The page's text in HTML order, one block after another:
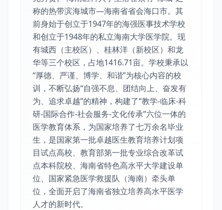
称的热带滨海城市—海南省省会海口市。其
前身始于创立于1947年的海强医事技术学校
和创立于1948年的私立海南大学医学院。现
有城西（主校区）、桂林洋（新校区）和龙
华等三个校区，占地1416.71亩。学校秉承以
“厚德、严谨、博学、和谐”为核心内容的校
训，不断弘扬“自强不息、团结向上、奋发有
为、追求卓越”的精神，构建了“教学-临床-科
研-国际合作-社会服务-文化传承”六位一体的
医学教育体系，为国家培养了七万余名毕业
生，是国家第一批卓越医生教育培养计划项
目试点高校、教育部第一批专业综合改革试
点本科院校、海南省特色高水平大学建设单
位、国家紧急医学救援队（海南）牵头单
位，全面开启了海南省独立培养高水平医学
人才的新时代。